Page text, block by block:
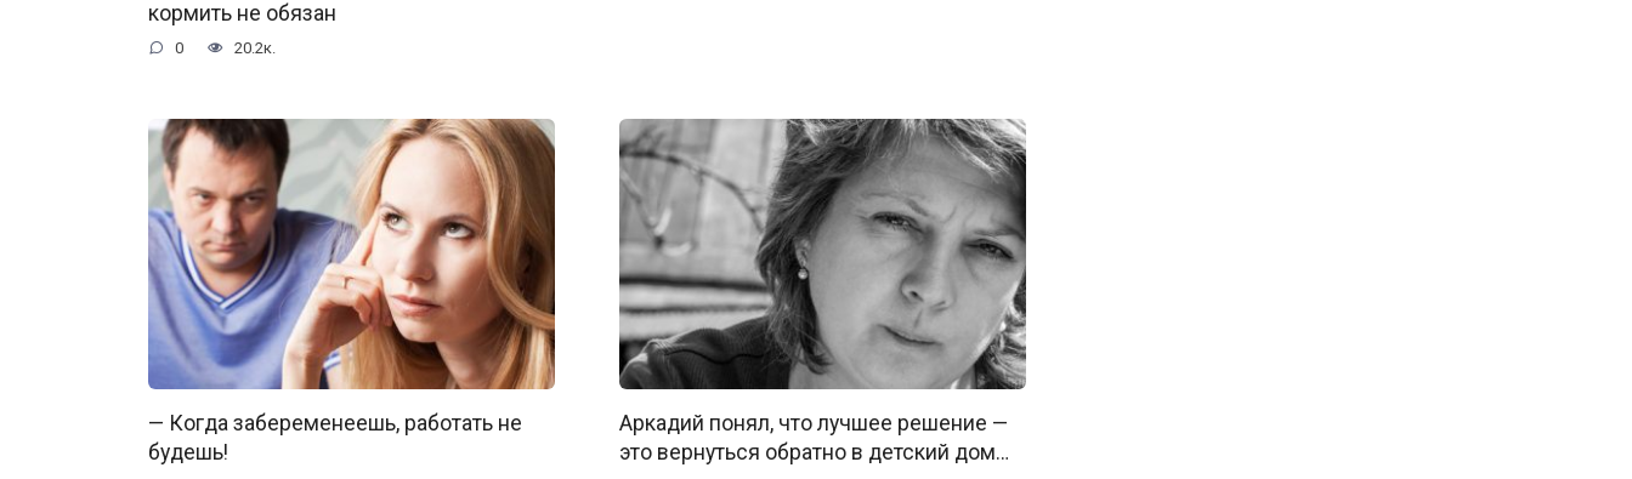
кормить не обязан
0 20.2к.
— Когда забеременеешь, работать не
будешь!
Аркадий понял, что лучшее решение —
это вернуться обратно в детский дом…